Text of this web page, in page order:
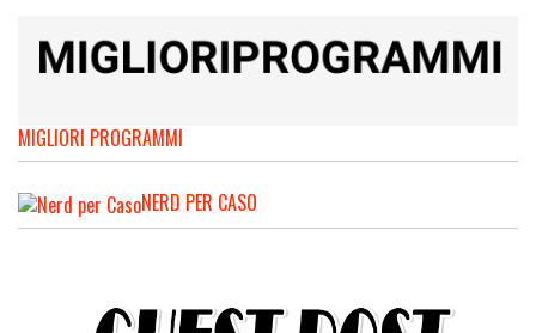
MIGLIORI PROGRAMMI
NERD PER CASO